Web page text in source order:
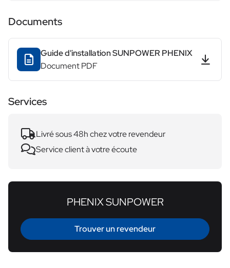
Documents
Guide d'installation SUNPOWER PHENIX
Document PDF
Services
Livré sous 48h chez votre revendeur
Service client à votre écoute
PHENIX SUNPOWER
Trouver un revendeur